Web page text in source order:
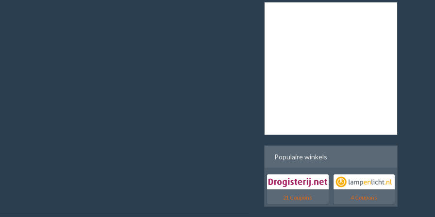
Populaire winkels
21 Coupons 4 Coupons